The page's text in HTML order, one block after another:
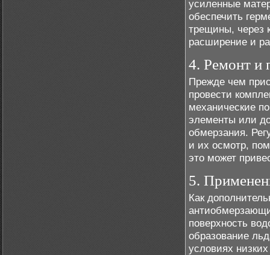
усиленные
обеспечить
трещины, через
расширение и
4. Ремонт и
Прежде чем
провести
механические
элементы или
обмерзания.
и их осмотр,
это может
5.
Как
поверхность
образование
условиях